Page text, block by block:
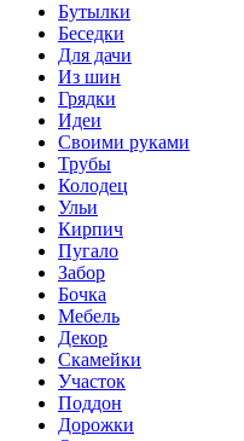
Бутылки
Беседки
Для дачи
Из шин
Грядки
Идеи
Своими руками
Трубы
Колодец
Ульи
Кирпич
Пугало
Забор
Бочка
Мебель
Декор
Скамейки
Участок
Поддон
Дорожки